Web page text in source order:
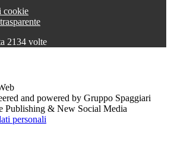
cookie
2134 volte
and powered by Gruppo Spaggiari
Publishing & New Social Media
personali